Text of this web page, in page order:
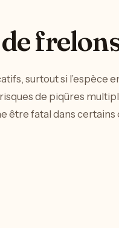
surtout si l’espèce
de piqûres
fatal dans certains